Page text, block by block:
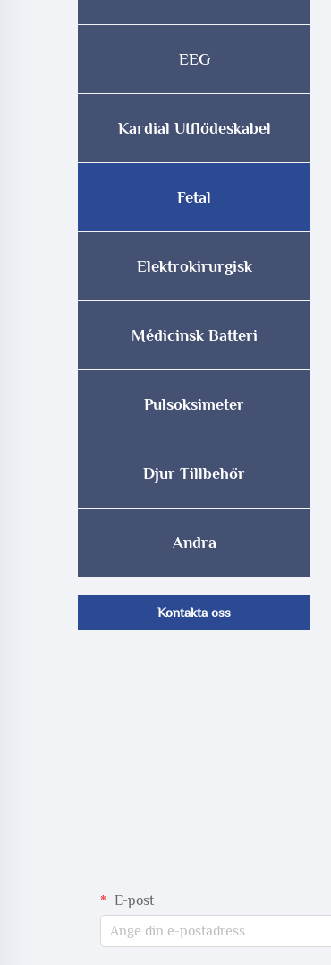
EEG
Kardial Utflödeskabel
Fetal
Elektrokirurgisk
Médicinsk Batteri
Pulsoksimeter
Djur Tillbehör
Andra
Kontakta oss
E-post